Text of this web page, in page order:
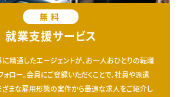
無料
就業支援サービス
に精通したエージェントが、お一人おひとりの転職
ロー。会員にご登録いただくことで、社員や派遣
ざまな雇用形態の案件から最適な求人をご紹介し